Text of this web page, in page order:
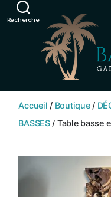
Showroom de Bali,
Recherche
Accueil / Boutique/
BASSES/ Table basse